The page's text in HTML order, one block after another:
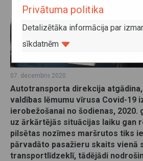
07. decembris 2020
Autotransporta direkcija
valdības lēmumu vīrusa Covid-19
ierobežošanai no šodienas, 2020.
uz ārkārtējās situācijas laiku gan
pilsētas nozīmes maršrutos tiks
pārvadāto pasažieru skaits vienā
transportlīdzeklī, tādējādi
Privātuma politika
Detalizētāka informācija par
sīkdatnēm